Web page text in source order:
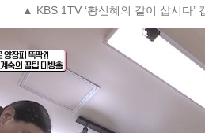
▲ KBS 1TV ‘황신혜의 같이 삽시다’